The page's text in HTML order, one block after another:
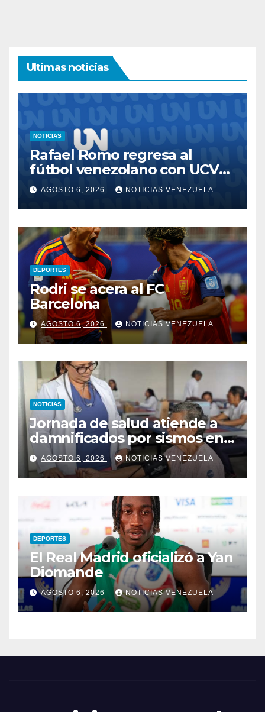
Ultimas noticias
NOTICIAS
Rafael Romo regresa al
fútbol venezolano con UCV
FCAGOSTO 6, 2026 NOTICIAS VENEZUELA
DEPORTES
Rodri se acera al FC
Barcelona
AGOSTO 6, 2026 NOTICIAS VENEZUELA
NOTICIAS
Jornada de salud atiende a
damnificados por sismos en
Aragua
AGOSTO 6, 2026 NOTICIAS VENEZUELA
DEPORTES
El Real Madrid oficializó a Yan
Diomande
AGOSTO 6, 2026 NOTICIAS VENEZUELA